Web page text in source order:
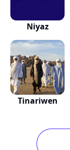
Niyaz
Tinariwen